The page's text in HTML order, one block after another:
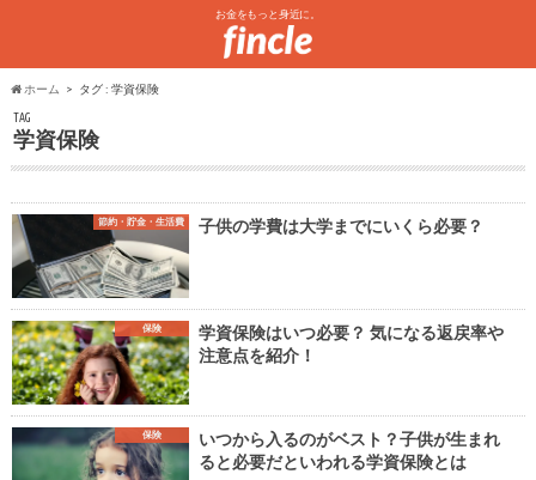
お金をもっと身近に。
ホーム タグ : 学資保険
TAG
学資保険
節約・貯金・生活費 子供の学費は大学までにいくら必要？
保険
学資保険はいつ必要？ 気になる返戻率や
注意点を紹介！
保険
いつから入るのがベスト？子供が生まれ
ると必要だといわれる学資保険とは